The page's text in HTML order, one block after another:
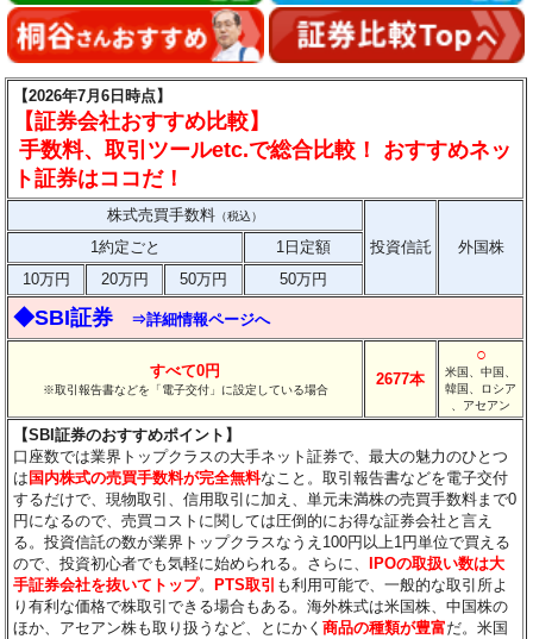
【2026年7月6日時点】
【証券会社おすすめ比較】
手数料、取引ツールetc.で総合比較！ おすすめネッ
ト証券はココだ！
株式売買手数料 （税込）
投資信託 外国株
1約定ごと
1日定額
10万円
20万円 50万円 50万円
◆SBI証券 ⇒詳細情報ページへ
すべて0円
※取引報告書などを「電子交付」に設定している場合
2677本
○
米国、中国、
韓国、ロシア
、アセアン
【SBI証券のおすすめポイント】
口座数では業界トップクラスの大手ネット証券で、最大の魅力のひとつ
は 国内株式の売買手数料が完全無料なこと。取引報告書などを電子交付
するだけで、現物取引、信用取引に加え、単元未満株の売買手数料まで0
円になるので、売買コストに関しては圧倒的にお得な証券会社と言え
る。投資信託の数が業界トップクラスなうえ100円以上1円単位で買える
ので、投資初心者でも気軽に始められる。さらに、
IPOの取扱い数は大
手証券会社を抜いてトップ。 PTS取引 も利用可能で、一般的な取引所よ
り有利な価格で株取引できる場合もある。海外株式は米国株、中国株の
ほか、アセアン株も取り扱うなど、とにかく商品の種類が豊富だ。米国